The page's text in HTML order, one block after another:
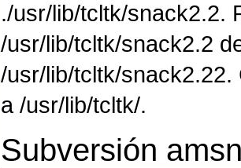
./usr/lib/tcltk/snack2.2.
/usr/lib/tcltk/snack2.2
/usr/lib/tcltk/
a /usr/lib/tcltk/.
Subversión